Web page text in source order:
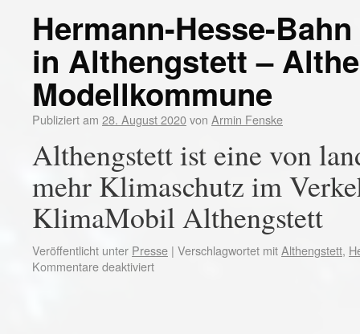
Hermann-Hesse-
in Althengstett –
Modellkommune
Publiziert am 28. August 2020von Armin Fenske
Althengstett ist eine von
mehr Klimaschutz im
KlimaMobil Althengstett
Veröffentlicht unter Presse | Verschlagwortet mitAlthengstett,
Kommentare deaktiviert